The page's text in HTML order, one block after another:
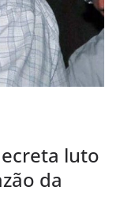
luto
da